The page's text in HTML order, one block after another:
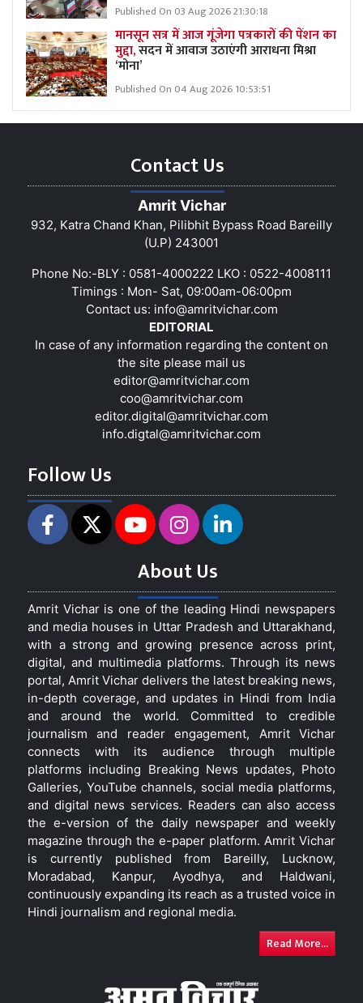
Published On 03 Aug 2026 21:30:18
मानसून सत्र में आज गूंजेगा पत्रकारों की पेंशन का
मुद्दा,सदन में आवाज उठाएंगी आराधना मिश्रा
‘मोना’
Published On 04 Aug 2026 10:53:51
Contact Us
Amrit Vichar
932, Katra Chand Khan, Pilibhit Bypass Road Bareilly
(U.P) 243001
Phone No:-BLY : 0581-4000222 LKO : 0522-4008111
Timings : Mon- Sat, 09:00am-06:00pm
Contact us: info@amritvichar.com
EDITORIAL
In case of any information regarding the content on
the site please mail us
editor@amritvichar.com
coo@amritvichar.com
editor.digital@amritvichar.com
info.digtal@amritvichar.com
Follow Us
About Us
Amrit Vichar is one of the leading Hindi newspapers
and media houses in Uttar Pradesh and Uttarakhand,
with a strong and growing presence across print,
digital, and multimedia platforms. Through its news
portal, Amrit Vichar delivers the latest breaking news,
in-depth coverage, and updates in Hindi from India
and around the world. Committed to credible
journalism and reader engagement, Amrit Vichar
connects with its audience through multiple
platforms including Breaking News updates, Photo
Galleries, YouTube channels, social media platforms,
and digital news services. Readers can also access
the e-version of the daily newspaper and weekly
magazine through the e-paper platform. Amrit Vichar
is currently published from Bareilly, Lucknow,
Moradabad, Kanpur, Ayodhya, and Haldwani,
continuously expanding its reach as a trusted voice in
Hindi journalism and regional media.
Read More...